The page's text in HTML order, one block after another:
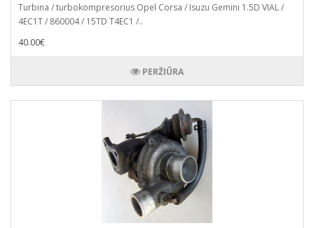
Turbina / turbokompresorius Opel Corsa / Isuzu Gemini 1.5D VIAL /
4EC1T / 860004 / 15TD T4EC1 /..
40.00€
PERŽIŪRA